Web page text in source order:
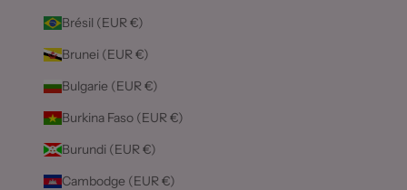
Brésil (EUR €)
Brunei (EUR €)
Bulgarie (EUR €)
Burkina Faso (EUR €)
Burundi (EUR €)
Cambodge (EUR €)